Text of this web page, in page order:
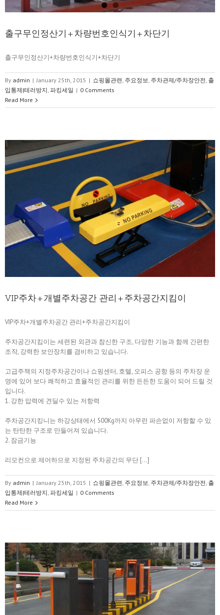
출구무인정산기+차량번호인식기+차단기
출구무인정산기+차량번호인식기+차단기
By admin | January 25th, 2015 | 쇼핑몰관련, 주요정보, 주차관제/주차장안전, 출
입통제|테러방지, 파킹세일 | 0 Comments
Read More
VIP주차+개별주차공간 관리+주차공간지킴이
VIP주차+개별주차공간 관리+주차공간지킴이
주차공간지킴이는 세련된 외관과 참신한 구조, 다양한 기능과 함께 간편한
조작, 강력한 보안장치를 겸비하고 있습니다.
고급주책의 지정주차공간이나 쇼핑센터, 호텔, 오피스 공항 등의 주차장 운
영에 있어 보다 쾌적하고 효율적인 관리를 위한 든든한 도움이 되어 드릴 것
입니다.
1. 강한 압력에 견딜수 있는 저항력
주차공간지킹니는 하강상태에서 500Kg까지 아무런 파손없이 저항할 수 있
는 탄탄한 구조로 만들어져 있습니다.
2. 잠금기능
리모컨으로 제어하므로 지정된 주차공간의 무단 […]
By admin | January 25th, 2015 | 쇼핑몰관련, 주요정보, 주차관제/주차장안전, 출
입통제|테러방지, 파킹세일 | 0 Comments
Read More